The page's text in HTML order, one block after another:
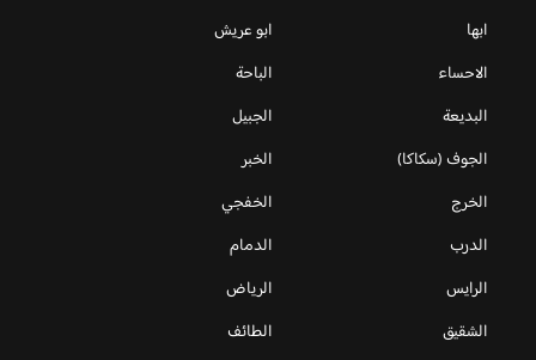
ابها
ابو عريش
الاحساء
الباحة
البديعة
الجبيل
الجوف (سكاكا)
الخبر
الخرج
الخفجي
الدرب
الدمام
الرايس
الرياض
الشقيق
الطائف